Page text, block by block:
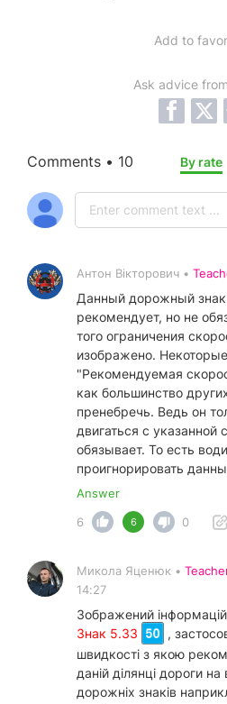
Add to
Ask advice
Comments • 10 By rate
Антон Вікторович •
Данный дорожный знак
рекомендует, но не
того ограничения
изображено.
"Рекомендуемая
как большинство
пренебречь. Ведь он
двигаться с указанной
обязывает. То есть
проигнорировать
Answer
6
6 0
Микола Яценюк •
14:27
Зображений
Знак 5.33
,
швидкості з якою
даній ділянці дороги на
дорожніх знаків